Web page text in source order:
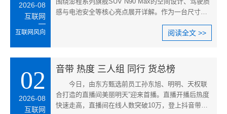
2026-08
互联网
互联网风向
感与电池安全等核心亮点展开详解。作为一台尺寸可
阅读全文 >>
02
2026-08
互联网
音带 热度 三人组 同行 货总榜
今日，由东方甄选前员工孙东旭、明明、天权联
合打造的直播间美丽明天”迎来首播。直播开播后热度
快速走高，直播间在线人数突破10万，登上抖音带货